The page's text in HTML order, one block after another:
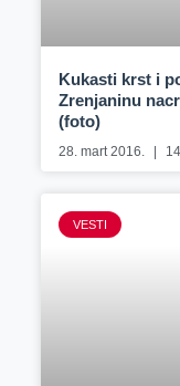
Kukasti krst i
Zrenjaninu
(foto)
28. mart 2016.
VESTI